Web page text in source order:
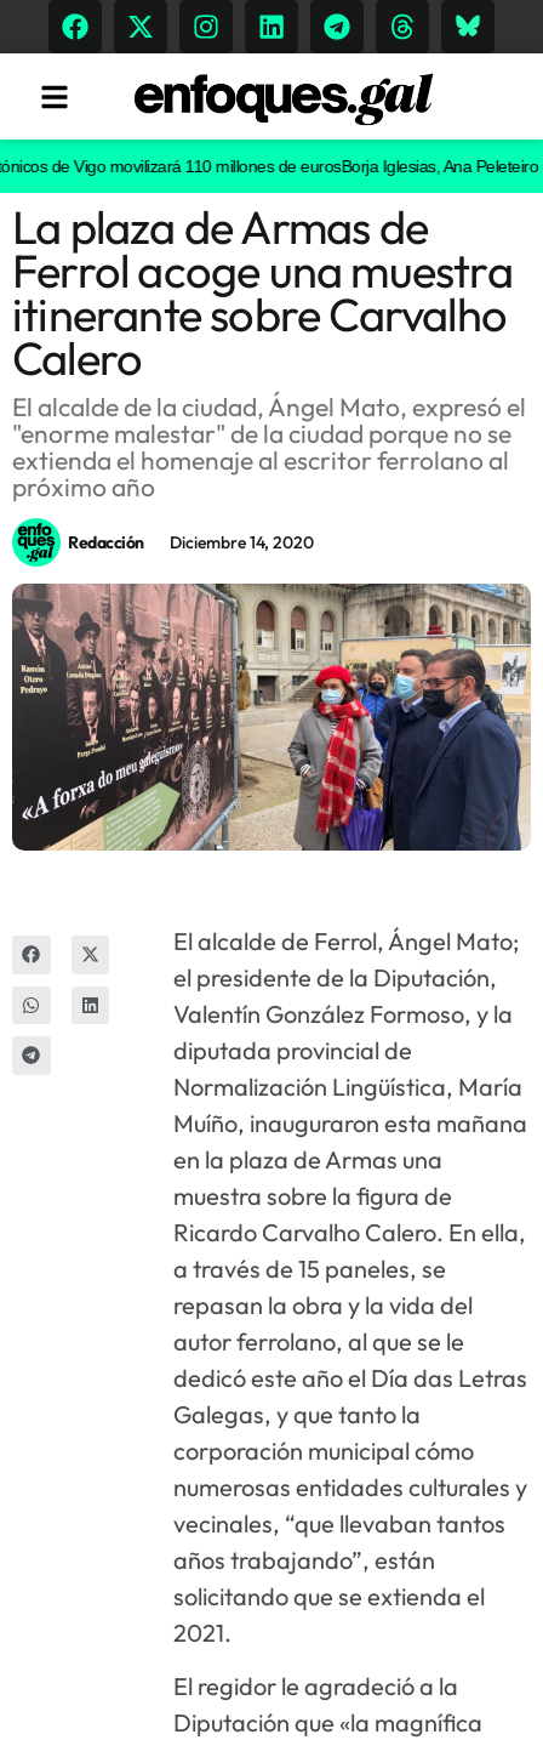
Tendencias
Memoria Histórica
Gastronomía
Escenarios
Sostenibilidad
Innova
de Vigo movilizará 110 millones de eurosBorja Iglesias, Ana Peleteiro o
La plaza de Armas de
Ferrol acoge una muestra
itinerante sobre Carvalho
Calero
El alcalde de la ciudad, Ángel Mato, expresó el
"enorme malestar" de la ciudad porque no se
extienda el homenaje al escritor ferrolano al
próximo año
Redacción Diciembre 14, 2020
El alcalde de Ferrol, Ángel Mato;
el presidente de la Diputación,
Valentín González Formoso, y la
diputada provincial de
Normalización Lingüística, María
Muíño, inauguraron esta mañana
en la plaza de Armas una
muestra sobre la figura de
Ricardo Carvalho Calero. En ella,
a través de 15 paneles, se
repasan la obra y la vida del
autor ferrolano, al que se le
dedicó este año el Día das Letras
Galegas, y que tanto la
corporación municipal cómo
numerosas entidades culturales y
vecinales, “que llevaban tantos
años trabajando”, están
solicitando que se extienda el
2021.
El regidor le agradeció a la
Diputación que «la magnífica